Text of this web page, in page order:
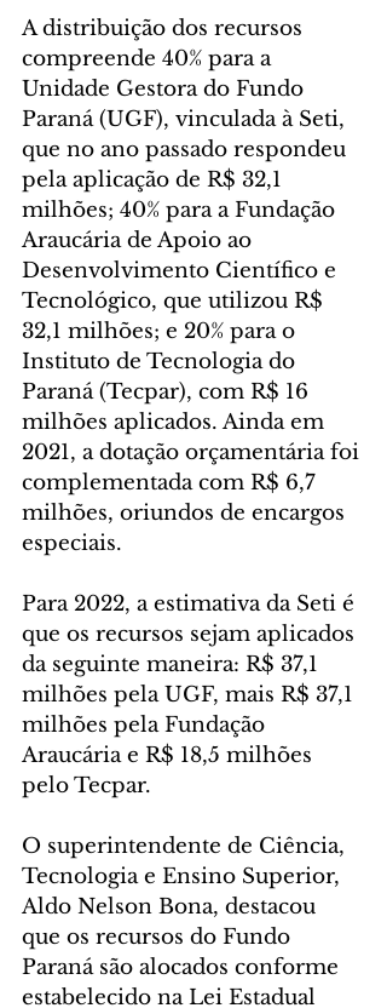
A distribuição dos recursos
compreende 40% para a
Unidade Gestora do Fundo
Paraná (UGF), vinculada à Seti,
que no ano passado respondeu
pela aplicação de R$ 32,1
milhões; 40% para a Fundação
Araucária de Apoio ao
Desenvolvimento Científico e
Tecnológico, que utilizou R$
32,1 milhões; e 20% para o
Instituto de Tecnologia do
Paraná (Tecpar), com R$ 16
milhões aplicados. Ainda em
2021, a dotação orçamentária foi
complementada com R$ 6,7
milhões, oriundos de encargos
especiais.
Para 2022, a estimativa da Seti é
que os recursos sejam aplicados
da seguinte maneira: R$ 37,1
milhões pela UGF, mais R$ 37,1
milhões pela Fundação
Araucária e R$ 18,5 milhões
pelo Tecpar.
O superintendente de Ciência,
Tecnologia e Ensino Superior,
Aldo Nelson Bona, destacou
que os recursos do Fundo
Paraná são alocados conforme
estabelecido na Lei Estadual